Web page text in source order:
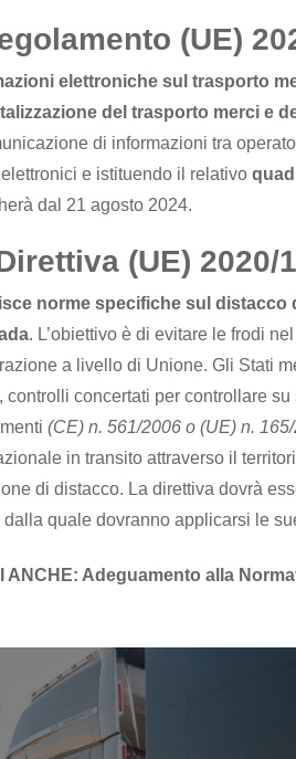
(UE)
elettroniche sul trasporto
del trasporto merci e
di informazioni tra
e istituendo il relativo
dal 21 agosto 2024.
(UE) 2020/
norme specifiche sul
. L’obiettivo è di evitare le frodi
a livello di Unione. Gli Stati
controlli concertati per controllare
(CE) n. 561/2006 o (UE) n.
in transito attraverso il
di distacco. La direttiva dovrà
dalla quale dovranno applicarsi le
ANCHE: Adeguamento alla